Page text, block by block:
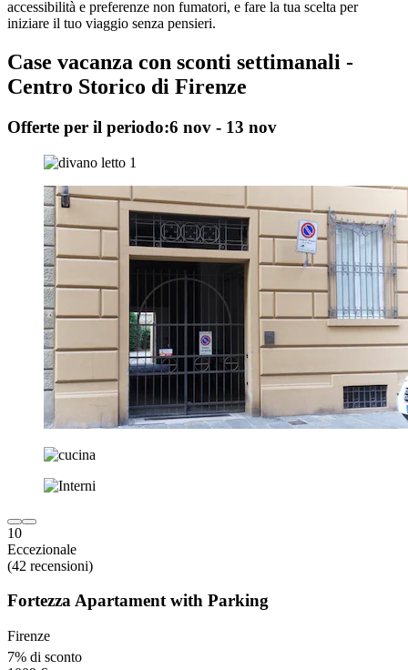
accessibilità e preferenze non fumatori, e fare la tua scelta per
iniziare il tuo viaggio senza pensieri.
Case vacanza con sconti settimanali -
Centro Storico di Firenze
Offerte per il periodo:6 nov - 13 nov
10
Eccezionale
(42 recensioni)
Fortezza Apartament with Parking
Firenze
7% di sconto